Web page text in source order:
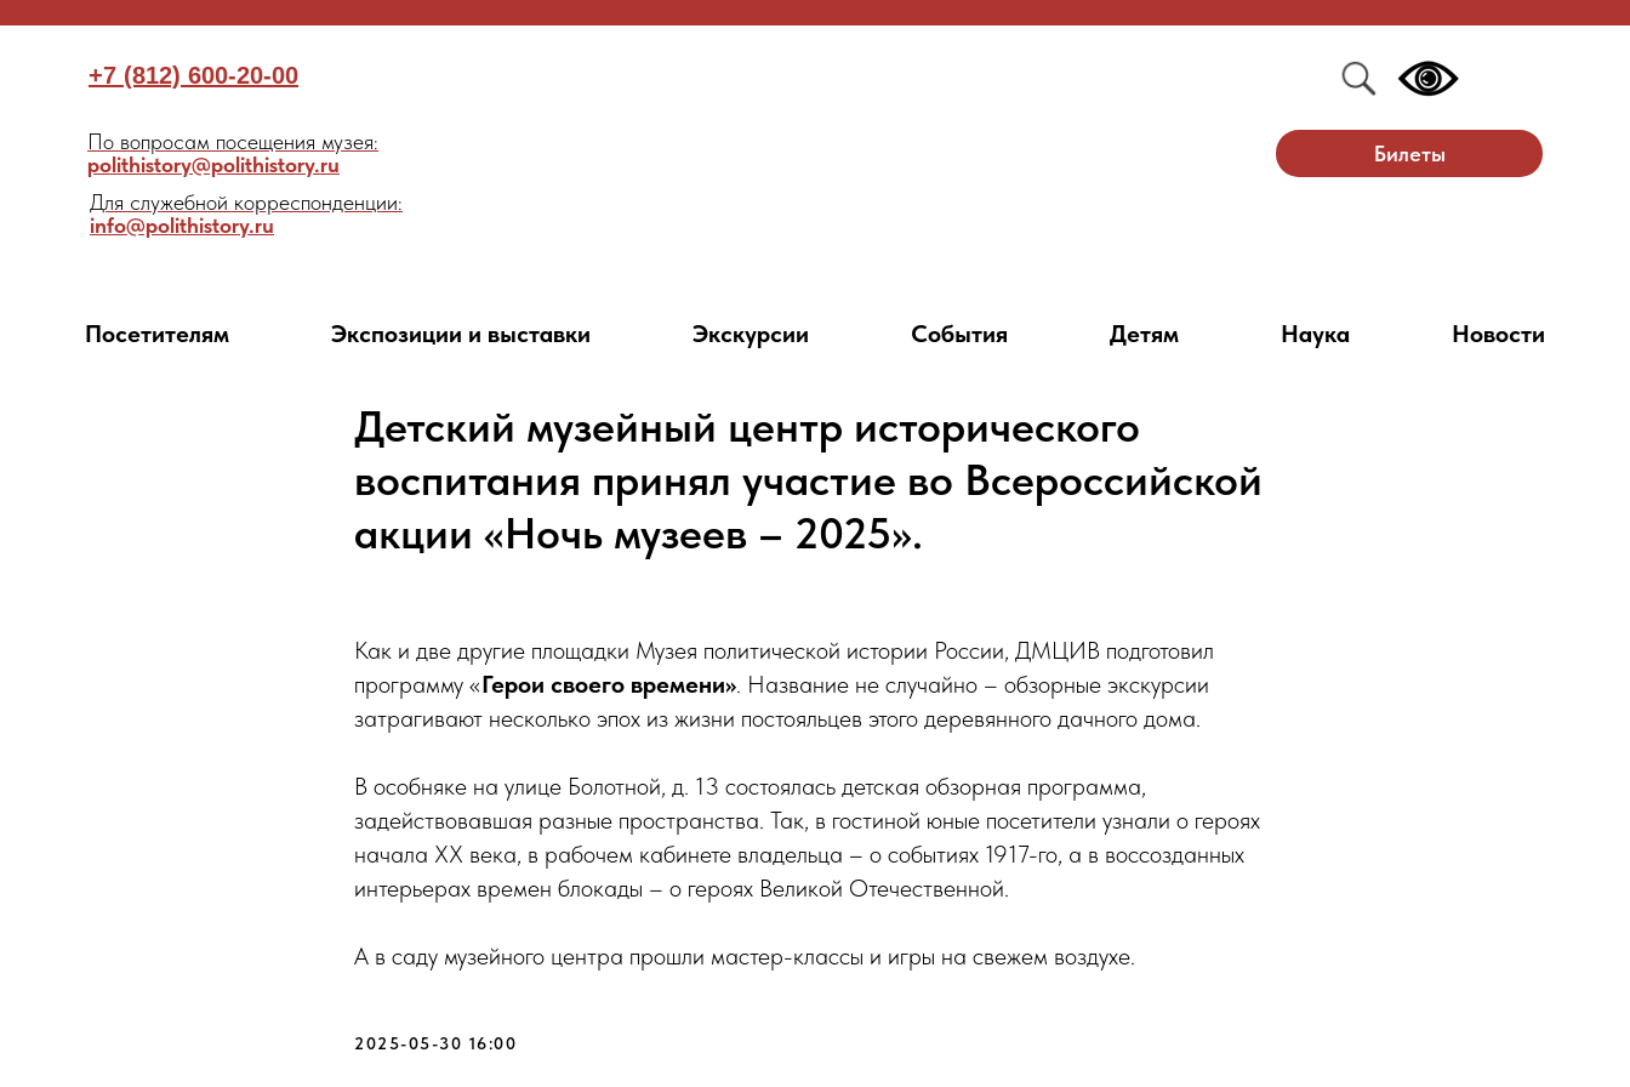
Билеты
+7 (812) 600-20-00
По вопросам посещения музея:
polithistory@polithistory.ru
Для служебной корреспонденции:
info@polithistory.ru
Посетителям Экспозиции и выставки Экскурсии События Детям Наука Новости
Детский музейный центр исторического
воспитания принял участие во Всероссийской
акции «Ночь музеев – 2025».
Как и две другие площадки Музея политической истории России, ДМЦИВ подготовил
программу «Герои своего времени». Название не случайно – обзорные экскурсии
затрагивают несколько эпох из жизни постояльцев этого деревянного дачного дома.
В особняке на улице Болотной, д. 13 состоялась детская обзорная программа,
задействовавшая разные пространства. Так, в гостиной юные посетители узнали о героях
начала ХХ века, в рабочем кабинете владельца – о событиях 1917-го, а в воссозданных
интерьерах времен блокады – о героях Великой Отечественной.
А в саду музейного центра прошли мастер-классы и игры на свежем воздухе.
2025-05-30 16:00